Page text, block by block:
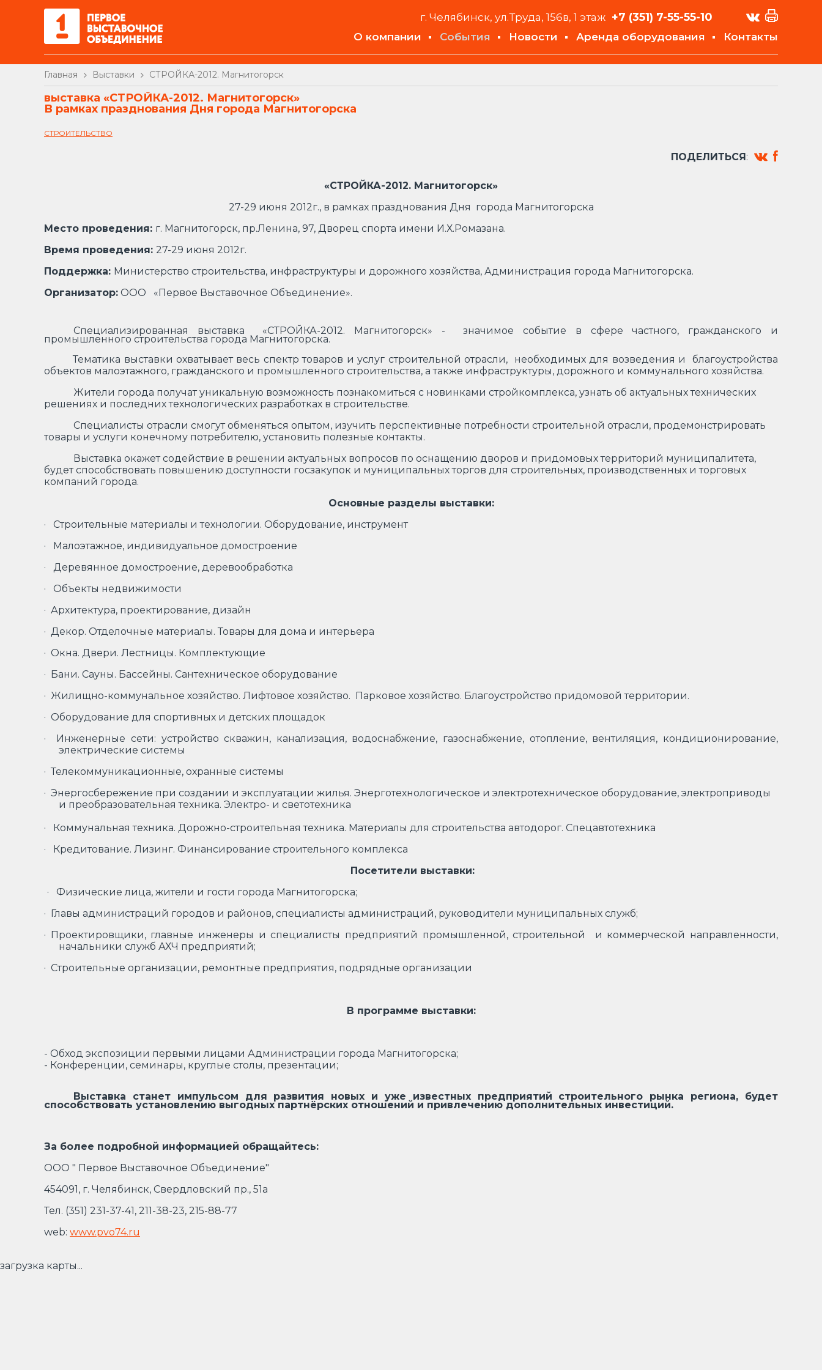
г. Челябинск, ул.Труда, 156в, 1 этаж +7 (351) 7-55-55-10
О компании События Новости Аренда оборудования Контакты
Главная Выставки СТРОЙКА-2012. Магнитогорск
выставка «СТРОЙКА-2012. Магнитогорск»
В рамках празднования Дня города Магнитогорска
СТРОИТЕЛЬСТВО
ПОДЕЛИТЬСЯ:
«СТРОЙКА-2012. Магнитогорск»
27-29 июня 2012г., в рамках празднования Дня города Магнитогорска
Место проведения: г. Магнитогорск, пр.Ленина, 97, Дворец спорта имени И.Х.Ромазана.
Время проведения: 27-29 июня 2012г.
Поддержка: Министерство строительства, инфраструктуры и дорожного хозяйства, Администрация города Магнитогорска.
Организатор: ООО «Первое Выставочное Объединение».
Специализированная выставка «СТРОЙКА-2012. Магнитогорск» - значимое событие в сфере частного, гражданского и
промышленного строительства города Магнитогорска.
Тематика выставки охватывает весь спектр товаров и услуг строительной отрасли, необходимых для возведения и благоустройства
объектов малоэтажного, гражданского и промышленного строительства, а также инфраструктуры, дорожного и коммунального хозяйства.
Жители города получат уникальную возможность познакомиться с новинками стройкомплекса, узнать об актуальных технических
решениях и последних технологических разработках в строительстве.
Специалисты отрасли смогут обменяться опытом, изучить перспективные потребности строительной отрасли, продемонстрировать
товары и услуги конечному потребителю, установить полезные контакты.
Выставка окажет содействие в решении актуальных вопросов по оснащению дворов и придомовых территорий муниципалитета,
будет способствовать повышению доступности госзакупок и муниципальных торгов для строительных, производственных и торговых
компаний города.
Основные разделы выставки:
· Строительные материалы и технологии. Оборудование, инструмент
· Малоэтажное, индивидуальное домостроение
· Деревянное домостроение, деревообработка
· Объекты недвижимости
· Архитектура, проектирование, дизайн
· Декор. Отделочные материалы. Товары для дома и интерьера
· Окна. Двери. Лестницы. Комплектующие
· Бани. Сауны. Бассейны. Сантехническое оборудование
· Жилищно-коммунальное хозяйство. Лифтовое хозяйство. Парковое хозяйство. Благоустройство придомовой территории.
· Оборудование для спортивных и детских площадок
· Инженерные сети: устройство скважин, канализация, водоснабжение, газоснабжение, отопление, вентиляция, кондиционирование,
электрические системы
· Телекоммуникационные, охранные системы
· Энергосбережение при создании и эксплуатации жилья. Энерготехнологическое и электротехническое оборудование, электроприводы
и преобразовательная техника. Электро- и светотехника
· Коммунальная техника. Дорожно-строительная техника. Материалы для строительства автодорог. Спецавтотехника
· Кредитование. Лизинг. Финансирование строительного комплекса
Посетители выставки:
· Физические лица, жители и гости города Магнитогорска;
· Главы администраций городов и районов, специалисты администраций, руководители муниципальных служб;
· Проектировщики, главные инженеры и специалисты предприятий промышленной, строительной и коммерческой направленности,
начальники служб АХЧ предприятий;
· Строительные организации, ремонтные предприятия, подрядные организации
В программе выставки:
- Обход экспозиции первыми лицами Администрации города Магнитогорска;
- Конференции, семинары, круглые столы, презентации;
Выставка станет импульсом для развития новых и уже известных предприятий строительного рынка региона, будет
способствовать установлению выгодных партнёрских отношений и привлечению дополнительных инвестиций.
За более подробной информацией обращайтесь:
ООО " Первое Выставочное Объединение"
454091, г. Челябинск, Свердловский пр., 51а
Тел. (351) 231-37-41, 211-38-23, 215-88-77
web: www.pvo74.ru
загрузка карты...